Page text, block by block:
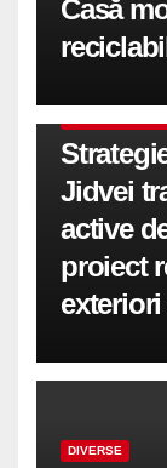
Casă
Jidvei
active
proiect
DIVERSE